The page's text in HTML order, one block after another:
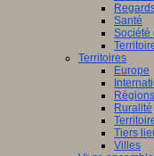
Santé
Société
Territoires
Europe
Régions
Ruralité
Tiers
Villes